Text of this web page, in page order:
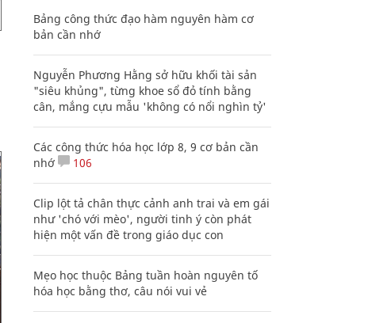
Bảng công thức đạo hàm nguyên hàm cơ
bản cần nhớ
Nguyễn Phương Hằng sở hữu khối tài sản
"siêu khủng", từng khoe sổ đỏ tính bằng
cân, mắng cựu mẫu 'không có nổi nghìn tỷ'
Các công thức hóa học lớp 8, 9 cơ bản cần
nhớ
106
Clip lột tả chân thực cảnh anh trai và em gái
như 'chó với mèo', người tinh ý còn phát
hiện một vấn đề trong giáo dục con
Mẹo học thuộc Bảng tuần hoàn nguyên tố
hóa học bằng thơ, câu nói vui vẻ